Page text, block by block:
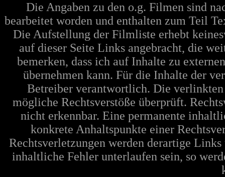
Die Angaben zu den o.g. Filmen sind
bearbeitet worden und enthalten zum Teil
Die Aufstellung der Filmliste erhebt
auf dieser Seite Links angebracht, die
bemerken, dass ich auf Inhalte zu
übernehmen kann. Für die Inhalte der
Betreiber verantwortlich. Die
mögliche Rechtsverstöße überprüft.
nicht erkennbar. Eine permanente
konkrete Anhaltspunkte einer
Rechtsverletzungen werden derartige
inhaltliche Fehler unterlaufen sein, so